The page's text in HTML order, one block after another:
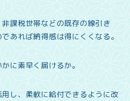
課税世帯などの既存の線引き
あれば納得感は得にくくなる。
に素早く届けるか。
し、柔軟に給付できるように改